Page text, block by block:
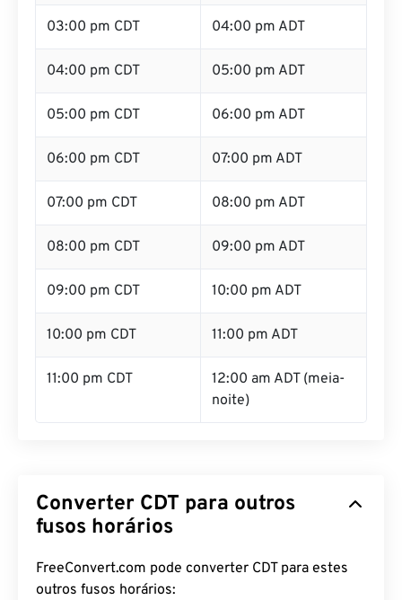
03:00 pm CDT 04:00 pm ADT
04:00 pm CDT 05:00 pm ADT
05:00 pm CDT 06:00 pm ADT
06:00 pm CDT 07:00 pm ADT
07:00 pm CDT 08:00 pm ADT
08:00 pm CDT 09:00 pm ADT
09:00 pm CDT 10:00 pm ADT
10:00 pm CDT 11:00 pm ADT
11:00 pm CDT
12:00 am ADT (meia-
noite)
Converter CDT para outros
fusos horários
FreeConvert.com pode converter CDT para estes
outros fusos horários: